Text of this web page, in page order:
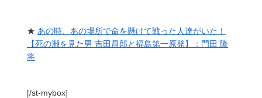
★ あの時、あの場所で命を懸けて戦った人達がいた！
【死の淵を見た男 吉田昌郎と福島第一原発】：門田 隆
将
[/st-mybox]